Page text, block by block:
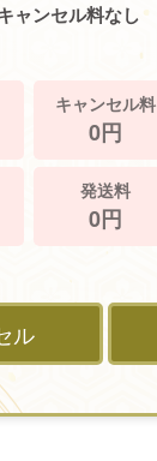
ャンセル料なし
キャンセル料
0円
発送料
0円
ル